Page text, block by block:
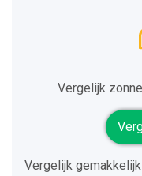
Vergelijk
Vergelijk